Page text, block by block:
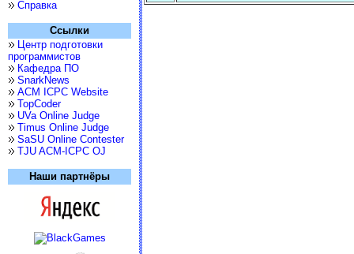
Справка
Ссылки
Центр подготовки
программистов
Кафедра ПО
SnarkNews
ACM ICPC Website
TopCoder
UVa Online Judge
Timus Online Judge
SaSU Online Contester
TJU ACM-ICPC OJ
Наши партнёры